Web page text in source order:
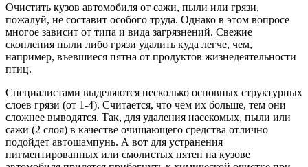
Очистить кузов автомобиля от сажи, пыли или грязи,
пожалуй, не составит особого труда. Однако в этом вопросе
многое зависит от типа и вида загрязнений. Свежие
скопления пыли либо грязи удалить куда легче, чем,
например, въевшиеся пятна от продуктов жизнедеятельности
птиц.
Специалистами выделяются несколько основных структурных
слоев грязи (от 1-4). Считается, что чем их больше, тем они
сложнее выводятся. Так, для удаления насекомых, пыли или
сажи (2 слоя) в качестве очищающего средства отлично
подойдет автошампунь. А вот для устранения
пигментированных или смолистых пятен на кузове